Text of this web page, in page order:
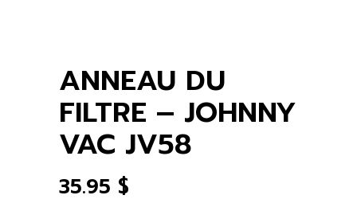
ANNEAU DU
FILTRE – JOHNNY
VAC JV58
35.95 $